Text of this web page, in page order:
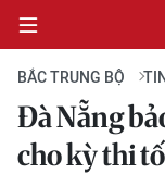
CHÍNH TRỊ
BẮC TRUNG BỘ
Đà Nẵng
cho kỳ thi